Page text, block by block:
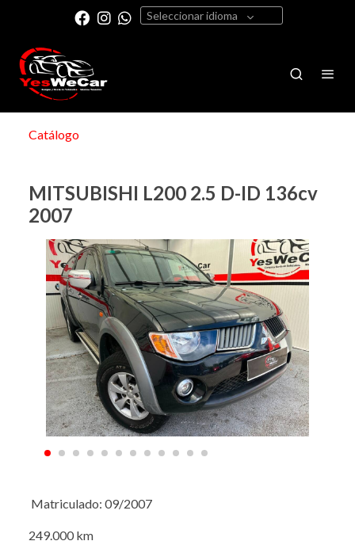
Seleccionar idioma
Catálogo
MITSUBISHI L200 2.5 D-ID 136cv
2007
Matriculado: 09/2007
249.000 km